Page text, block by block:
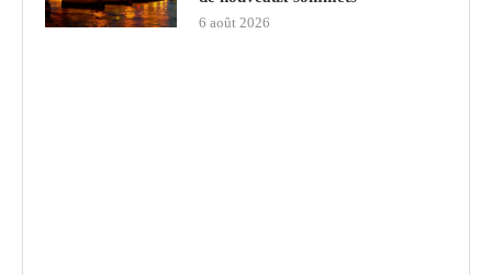
6 août 2026